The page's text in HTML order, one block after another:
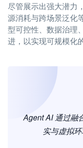
尽管展示出强大潜力
源消耗与跨场景泛化
型可控性、数据治理
进，以实现可规模化
Agent AI 通过融
实与虚拟